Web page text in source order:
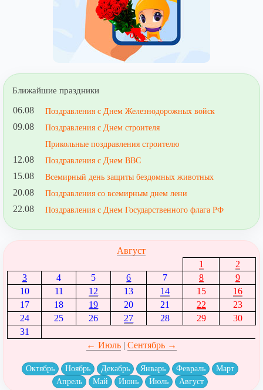
Ближайшие праздники
06.08 Поздравления с Днем Железнодорожных войск
09.08
Поздравления с Днем строителя
Прикольные поздравления строителю
12.08 Поздравления с Днем ВВС
15.08 Всемирный день защиты бездомных животных
20.08 Поздравления со всемирным днем лени
22.08 Поздравления с Днем Государственного флага РФ
Август
1
2
3
4 5 6 7 8
9
10
11 12 13 14 15
16
17
18 19 20 21 22
23
24
25 26 27 28 29
30
31
← Июль| Сентябрь →
Октябрь Ноябрь Декабрь Январь Февраль
Март
Апрель
Май Июнь Июль Август